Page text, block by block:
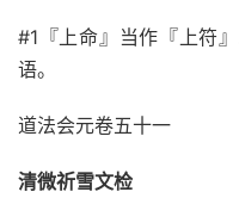
#1『上命』当作『上符
语。
道法会元卷五十一
清微祈雪文检